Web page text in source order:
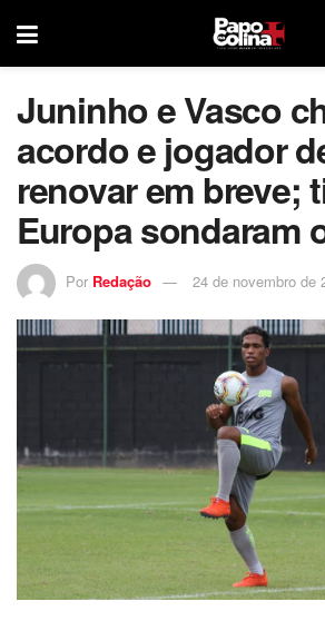
Juninho e Vasco
acordo e jogador
renovar em breve;
Europa sondaram
Por Redação 24 de novembro de